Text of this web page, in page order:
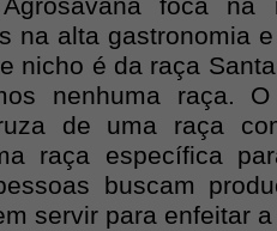
foca na
na alta gastronomia
nicho é da raça
nenhuma raça.
de uma raça
raça específica
buscam
servir para enfeitar